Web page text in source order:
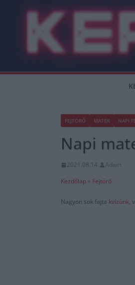
FEJTÖRŐ MATEK NAPI
Napi
2021.08.14.
Adam
Kezdőlap » Fejtörő
Nagyon sok fajta kvízünk,